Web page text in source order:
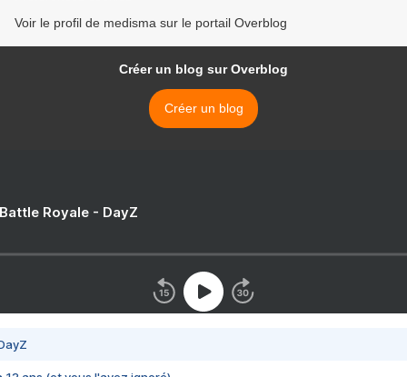
Voir le profil de medisma sur le portail Overblog
Créer un blog sur Overblog
Créer un blog
Royale - DayZ